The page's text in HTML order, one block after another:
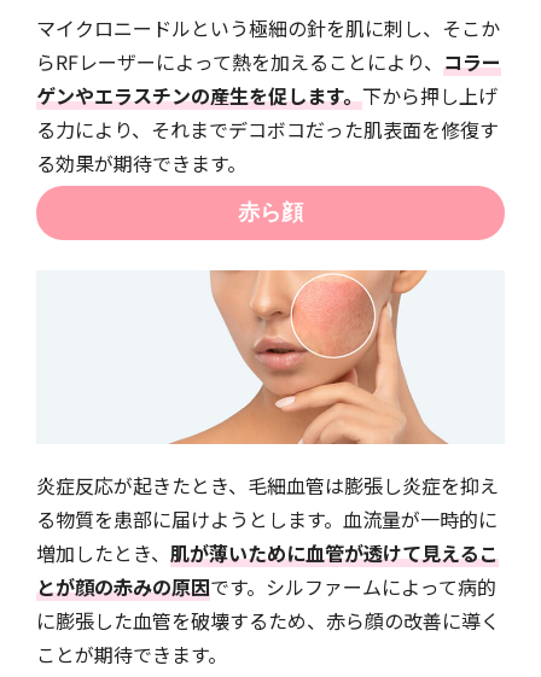
マイクロニードルという極細の針を肌に刺し、そこか
らRFレーザーによって熱を加えることにより、 コラー
ゲンやエラスチンの産生を促します。下から押し上げ
る力により、それまでデコボコだった肌表面を修復す
る効果が期待できます。
赤ら顔
炎症反応が起きたとき、毛細血管は膨張し炎症を抑え
る物質を患部に届けようとします。血流量が一時的に
増加したとき、 肌が薄いために血管が透けて見えるこ
とが顔の赤みの原因です。シルファームによって病的
に膨張した血管を破壊するため、赤ら顔の改善に導く
ことが期待できます。